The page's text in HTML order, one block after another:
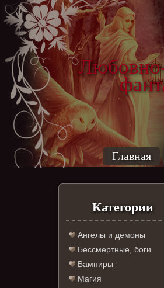
Главная
Категории
Ангелы и демоны
Бессмертные, боги
Вампиры
Магия